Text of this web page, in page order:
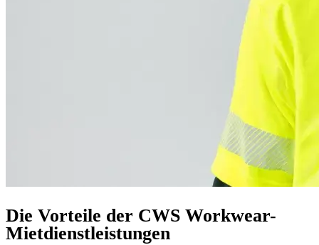
Die Vorteile der CWS Workwear-
Mietdienstleistungen